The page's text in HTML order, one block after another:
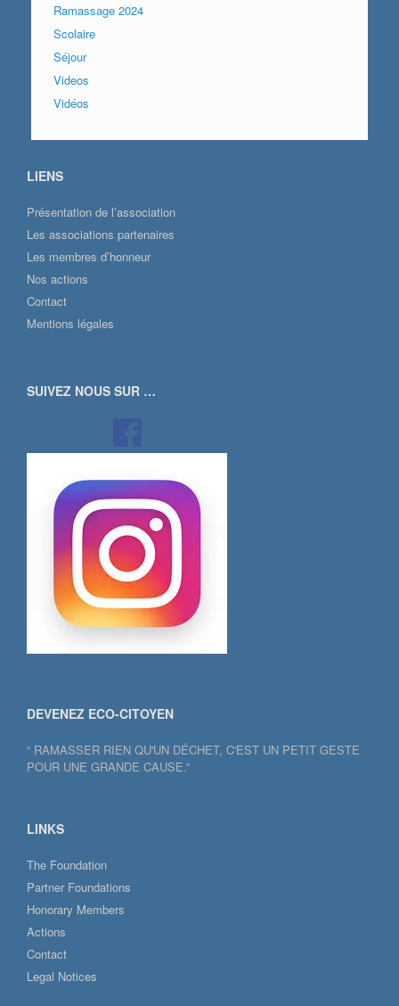
Ramassage 2024
Scolaire
Séjour
Videos
Vidéos
LIENS
Présentation de l’association
Les associations partenaires
Les membres d’honneur
Nos actions
Contact
Mentions légales
SUIVEZ NOUS SUR …
DEVENEZ ECO-CITOYEN
“ RAMASSER RIEN QU'UN DÉCHET, C'EST UN PETIT GESTE
POUR UNE GRANDE CAUSE.”
LINKS
The Foundation
Partner Foundations
Honorary Members
Actions
Contact
Legal Notices